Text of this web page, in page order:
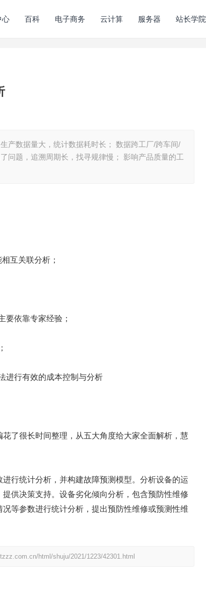
心 百科 电子商务 云计算 服务器 站长学院
产数据量大，统计数据耗时长； 数据跨工厂/跨车间/
问题，追溯周期长，找寻规律慢； 影响产品质量的工
互关联分析；
要依靠专家经验；
进行有效的成本控制与分析
了很长时间整理，从五大角度给大家全面解析，慧
行统计分析，并构建故障预测模型。分析设备的运
供决策支持。设备劣化倾向分析，包含预防性维修
等参数进行统计分析，提出预防性维修或预测性维
html/shuju/2021/1223/42301.html